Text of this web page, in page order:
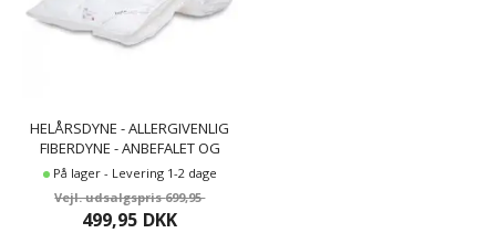
HELÅRSDYNE - ALLERGIVENLIG
FIBERDYNE - ANBEFALET OG
GODKENDT AF ASTHMA
ALLERGY NORDIC - HØIE
HYGEA
På lager - Levering 1-2 dage
699,95
499,95 DKK